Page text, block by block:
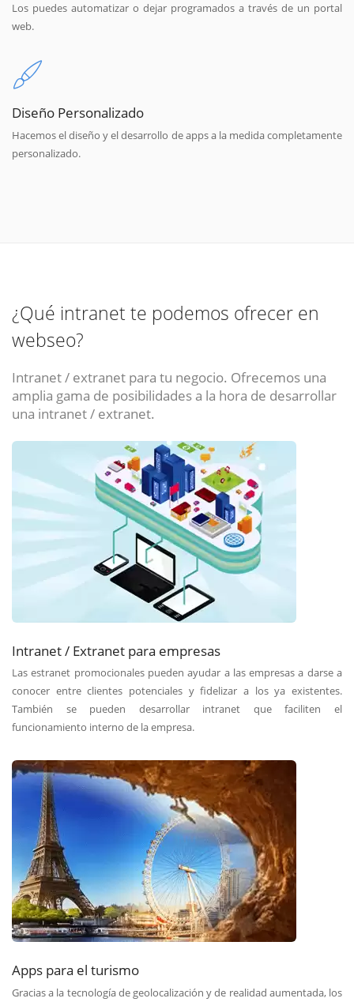
Los puedes automatizar o dejar programados a través de un portal
web.
Diseño Personalizado
Hacemos el diseño y el desarrollo de apps a la medida completamente
personalizado.
¿Qué intranet te podemos ofrecer en
webseo?
Intranet / extranet para tu negocio. Ofrecemos una
amplia gama de posibilidades a la hora de desarrollar
una intranet / extranet.
Intranet / Extranet para empresas
Las estranet promocionales pueden ayudar a las empresas a darse a
conocer entre clientes potenciales y fidelizar a los ya existentes.
También se pueden desarrollar intranet que faciliten el
funcionamiento interno de la empresa.
Apps para el turismo
Gracias a la tecnología de geolocalización y de realidad aumentada, los